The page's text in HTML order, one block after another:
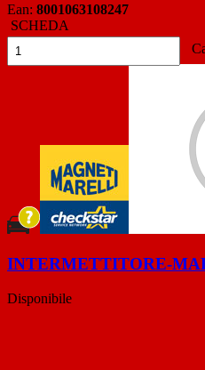
Ean: 8001063108247
SCHEDA
INTERMETTITORE-
Disponibile